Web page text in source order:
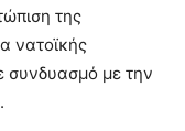
της
νατοϊκής
συνδυασμό με την